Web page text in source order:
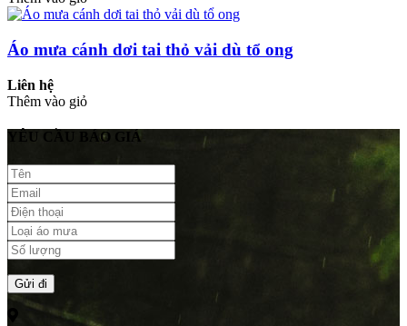
Áo mưa cánh dơi tai thỏ vải dù tổ ong
Liên hệ
Thêm vào giỏ
YÊU CẦU BÁO GIÁ